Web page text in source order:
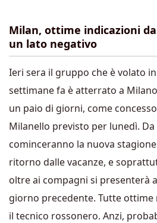
Milan, ottime indicazioni
un lato negativo
Ieri sera il gruppo che è volato
settimane fa è atterrato a
un paio di giorni, come
Milanello previsto per lunedì.
cominceranno la nuova stagione
ritorno dalle vacanze, e
oltre ai compagni si presenterà
giorno precedente. Tutte
il tecnico rossonero. Anzi,